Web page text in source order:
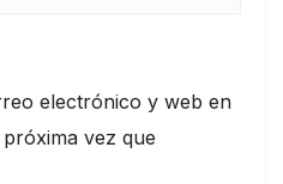
electrónico y web en
vez que